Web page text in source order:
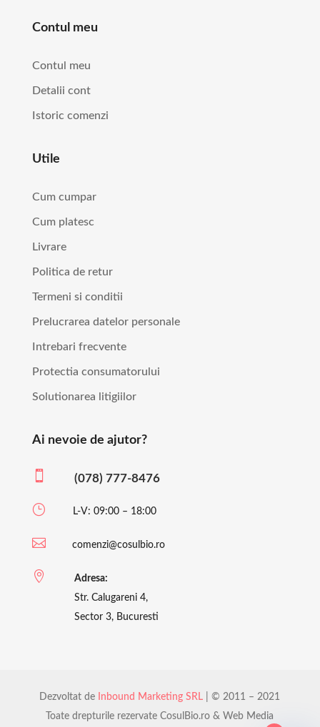
Contul meu
Contul meu
Detalii cont
Istoric comenzi
Utile
Cum cumpar
Cum platesc
Livrare
Politica de retur
Termeni si conditii
Prelucrarea datelor personale
Intrebari frecvente
Protectia consumatorului
Solutionarea litigiilor
Ai nevoie de ajutor?
 (078) 777-8476
} L-V: 09:00 – 18:00
 comenzi@cosulbio.ro

Adresa:
Str. Calugareni 4,
Sector 3, Bucuresti
Dezvoltat de Inbound Marketing SRL | © 2011 – 2021
Toate drepturile rezervate CosulBio.ro & Web Media